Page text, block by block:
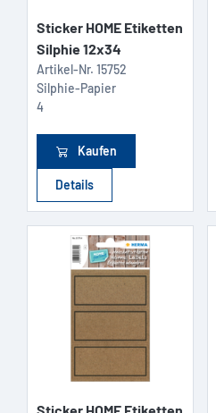
Sticker HOME Etiketten
Silphie 12x34
Artikel-Nr. 15752
Silphie-Papier
4
Kaufen
Details